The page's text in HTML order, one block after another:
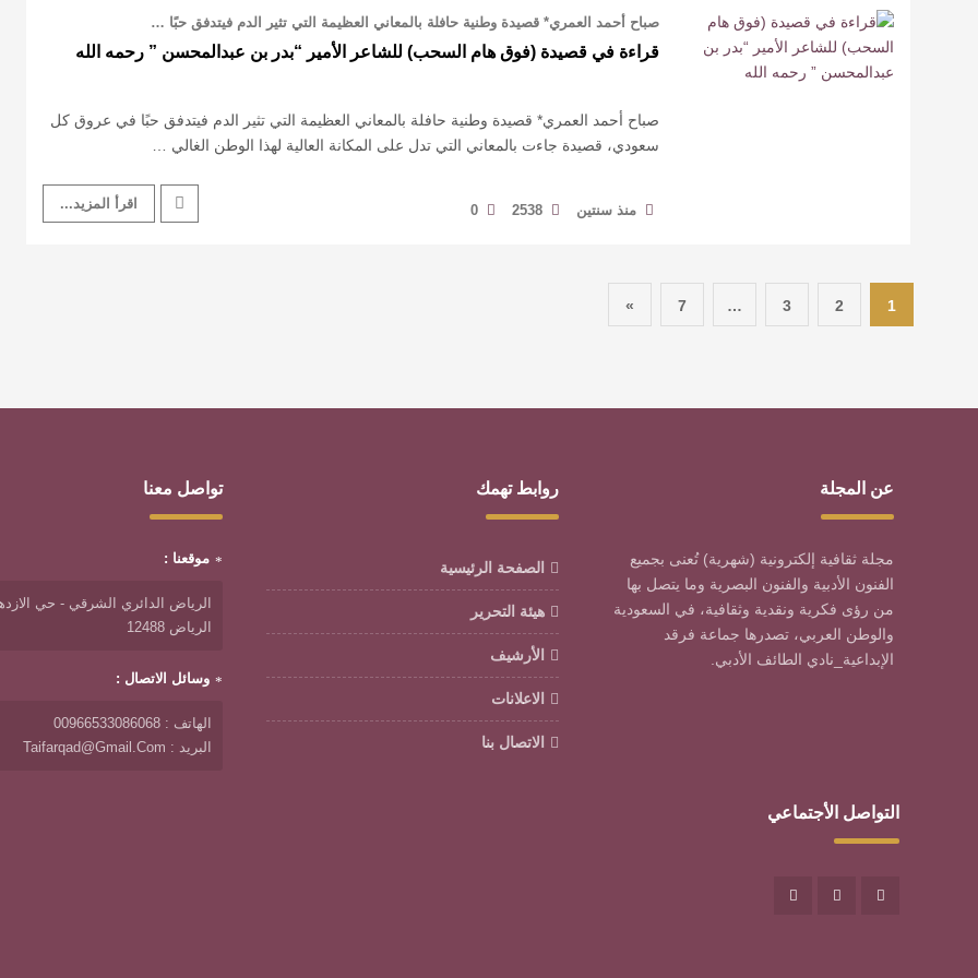
صباح أحمد العمري* قصيدة وطنية حافلة بالمعاني العظيمة التي تثير الدم فيتدفق حبًا …
قراءة في قصيدة (فوق هام السحب) للشاعر الأمير “بدر بن عبدالمحسن ” رحمه الله
صباح أحمد العمري* قصيدة وطنية حافلة بالمعاني العظيمة التي تثير الدم فيتدفق حبًا في عروق كل
سعودي، قصيدة جاءت بالمعاني التي تدل على المكانة العالية لهذا الوطن الغالي …
منذ سنتين 2538
0 اقرأ المزيد...
1
2
3
…
7
»
عن المجلة
مجلة ثقافية إلكترونية (شهرية) تُعنى بجميع
الفنون الأدبية والفنون البصرية وما يتصل بها
من رؤى فكرية ونقدية وثقافية، في السعودية
والوطن العربي، تصدرها جماعة فرقد
الإبداعية_نادي الطائف الأدبي.
روابط تهمك
الصفحة الرئيسية
هيئة التحرير
الأرشيف
الاعلانات
الاتصال بنا
تواصل معنا
موقعنا :
الرياض الدائري الشرقي - حي
الرياض 12488
وسائل الاتصال :
الهاتف : 00966533086068
البريد : Taifarqad@gmail.com
التواصل الأجتماعي